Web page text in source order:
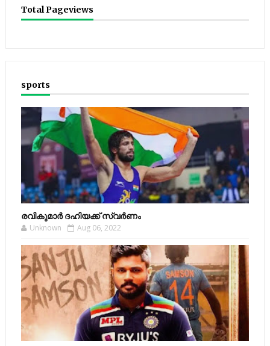
Total Pageviews
sports
രവികുമാര്‍ ദഹിയക്ക് സ്വര്‍ണം
Unknown Aug 06, 2022